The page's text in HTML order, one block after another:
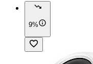
9%